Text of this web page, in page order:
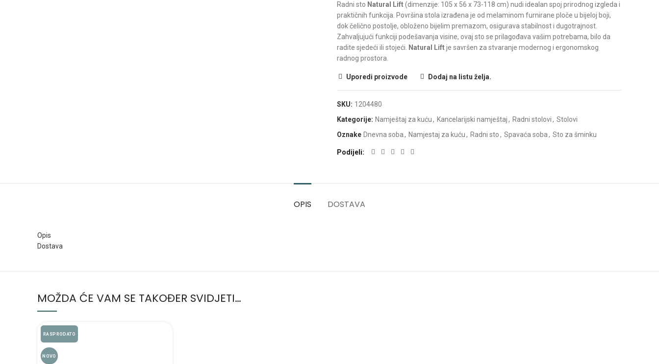
Radni sto Natural Lift(dimenzije: 105 x 56 x 73-118 cm) nudi idealan spoj prirodnog izgleda i
praktičnih funkcija. Površina stola izrađena je od melaminom furnirane ploče u bijeloj boji,
dok čelično postolje, obloženo bijelim premazom, osigurava stabilnost i dugotrajnost.
Zahvaljujući funkciji podešavanja visine, ovaj sto se prilagođava vašim potrebama, bilo da
radite sjedeći ili stojeći.
Natural Liftje savršen za stvaranje modernog i ergonomskog
radnog prostora.
Uporedi proizvode Dodaj na listu želja.
SKU: 1204480
Kategorije: Namještaj za kuću, Kancelarijski namještaj, Radni stolovi, Stolovi
Oznake Dnevna soba, Namjestaj za kuću, Radni sto, Spavaća soba, Sto za šminku
Podijeli
OPIS DOSTAVA
Opis
Dostava
MOŽDA ĆE VAM SE TAKOĐER SVIDJETI…
RASPRODATO
NOVO